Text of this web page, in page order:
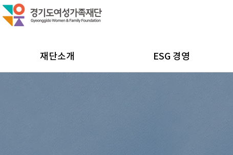
재단소개 ESG 경영